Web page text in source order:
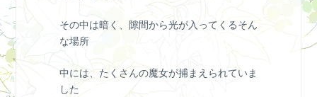
その中は暗く、隙間から光が入ってくるそん
な場所
中には、たくさんの魔女が捕まえられていま
した